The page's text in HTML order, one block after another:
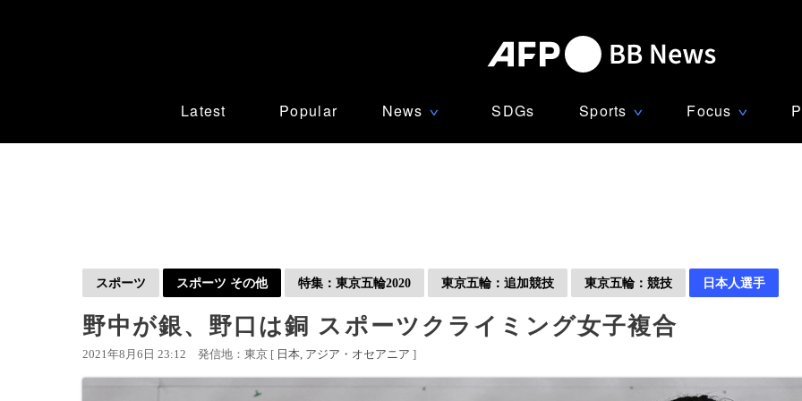
Latest Popular News ∨ SDGs Sports ∨ Focus ∨
スポーツ スポーツ その他 特集：東京五輪2020 東京五輪：追加競技 東京五輪：競技 日本人選手
野中が銀、野口は銅 スポーツクライミング女子複合
2021年8月6日 23:12 発信地：東京 [ 日本 アジア・オセアニア ]